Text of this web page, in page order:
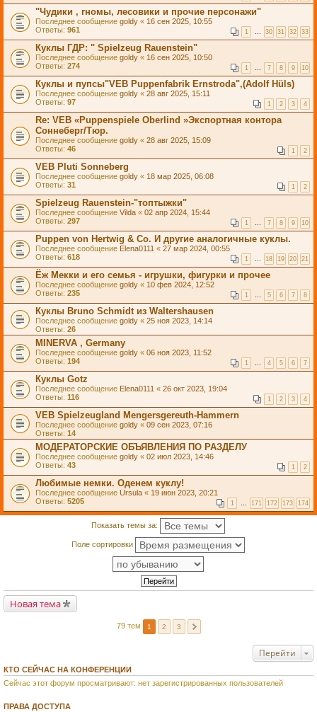
"Чудики , гномы, лесовики и прочие персонажи"
Последнее сообщение goldy « 16 сен 2025, 10:55
Ответы: 961 1 … 30 31 32 33
Куклы ГДР: " Spielzeug Rauenstein"
Последнее сообщение goldy « 16 сен 2025, 10:50
Ответы: 274 1 … 7 8 9 10
Куклы и пупсы"VEB Puppenfabrik Ernstroda",(Adolf Hüls)
Последнее сообщение goldy « 28 авг 2025, 15:11
Ответы: 97 1 2 3 4
Re: VEB «Puppenspiele Oberlind »Экспортная контора
Соннеберг/Тюр.
Последнее сообщение goldy « 28 авг 2025, 15:09
Ответы: 46 1 2
VEB Pluti Sonneberg
Последнее сообщение goldy « 18 мар 2025, 06:08
Ответы: 31 1 2
Spielzeug Rauenstein-"топтыжки"
Последнее сообщение Vilda « 02 апр 2024, 15:44
Ответы: 297 1 … 7 8 9 10
Puppen von Hertwig & Co. И другие аналогичные куклы.
Последнее сообщение Elena0111 « 27 мар 2024, 00:55
Ответы: 618 1 … 18 19 20 21
Ёж Мекки и его семья - игрушки, фигурки и прочее
Последнее сообщение goldy « 10 фев 2024, 12:52
Ответы: 235 1 … 5 6 7 8
Куклы Bruno Schmidt из Waltershausen
Последнее сообщение goldy « 25 ноя 2023, 14:14
Ответы: 26
MINERVA , Germany
Последнее сообщение goldy « 06 ноя 2023, 11:52
Ответы: 194 1 … 4 5 6 7
Куклы Gotz
Последнее сообщение Elena0111 « 26 окт 2023, 19:04
Ответы: 116 1 2 3 4
VEB Spielzeugland Mengersgereuth-Hammern
Последнее сообщение goldy « 09 сен 2023, 07:16
Ответы: 14
МОДЕРАТОРСКИЕ ОБЪЯВЛЕНИЯ ПО РАЗДЕЛУ
Последнее сообщение goldy « 02 июл 2023, 14:46
Ответы: 43 1 2
Любимые немки. Оденем куклу!
Последнее сообщение Ursula « 19 июн 2023, 20:21
Ответы: 5205 1 … 171 172 173 174
Показать темы за:
Поле сортировки
Новая тема
79 тем 1 2 3
Перейти
КТО СЕЙЧАС НА КОНФЕРЕНЦИИ
Сейчас этот форум просматривают: нет зарегистрированных пользователей
ПРАВА ДОСТУПА